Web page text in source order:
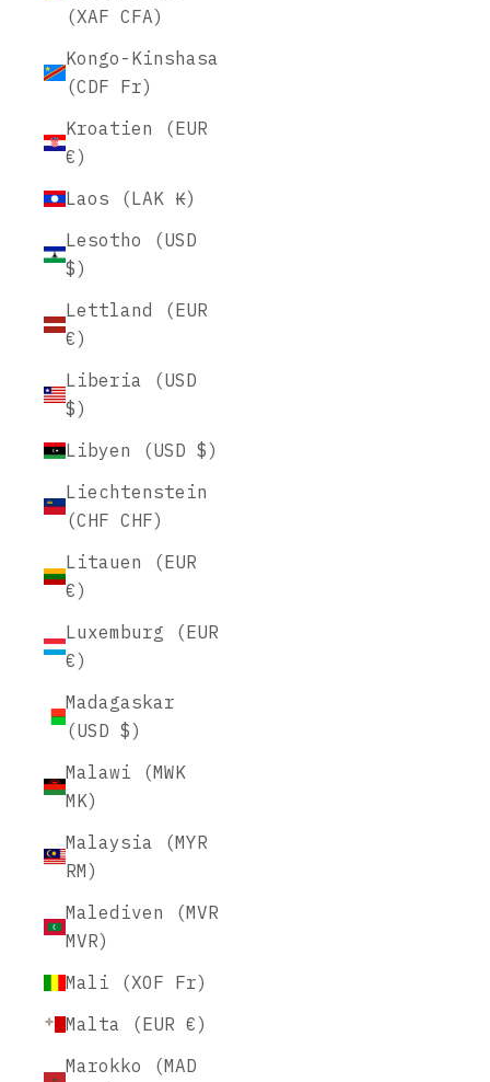
(XAF CFA)
Kongo-Kinshasa
(CDF Fr)
Kroatien (EUR
€)
Laos (LAK ₭)
Lesotho (USD
$)
Lettland (EUR
€)
Liberia (USD
$)
Libyen (USD $)
Liechtenstein
(CHF CHF)
Litauen (EUR
€)
Luxemburg (EUR
€)
Madagaskar
(USD $)
Malawi (MWK
MK)
Malaysia (MYR
RM)
Malediven (MVR
MVR)
Mali (XOF Fr)
Malta (EUR €)
Marokko (MAD